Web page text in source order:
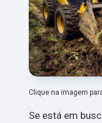
Clique na imagem
Se está em